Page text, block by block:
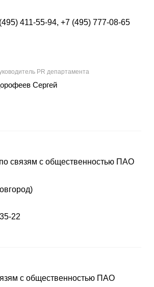
411-55-94, +7 (495) 777-08-65
PR департамента
Сергей
связям с общественностью ПАО
22
с общественностью ПАО